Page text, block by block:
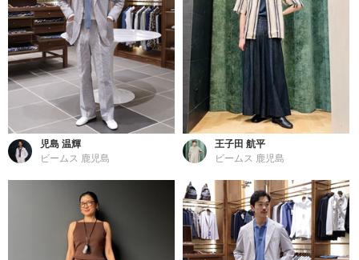
児島 温輝
ビームス 鹿児島
王子田 航平
ビームス 鹿児島